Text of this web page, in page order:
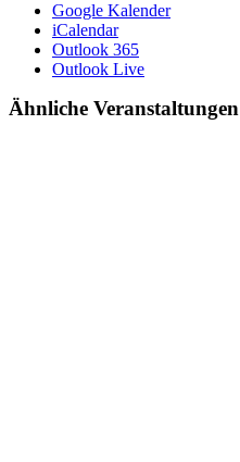
Google Kalender
iCalendar
Outlook 365
Outlook Live
Ähnliche Veranstaltungen